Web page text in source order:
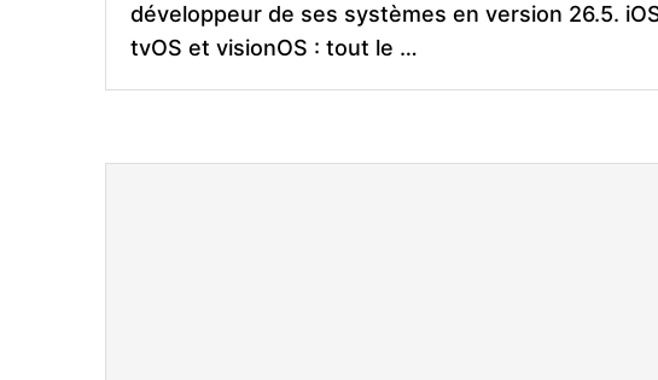
développeur de ses systèmes en version 26.5.
tvOS et visionOS : tout le …